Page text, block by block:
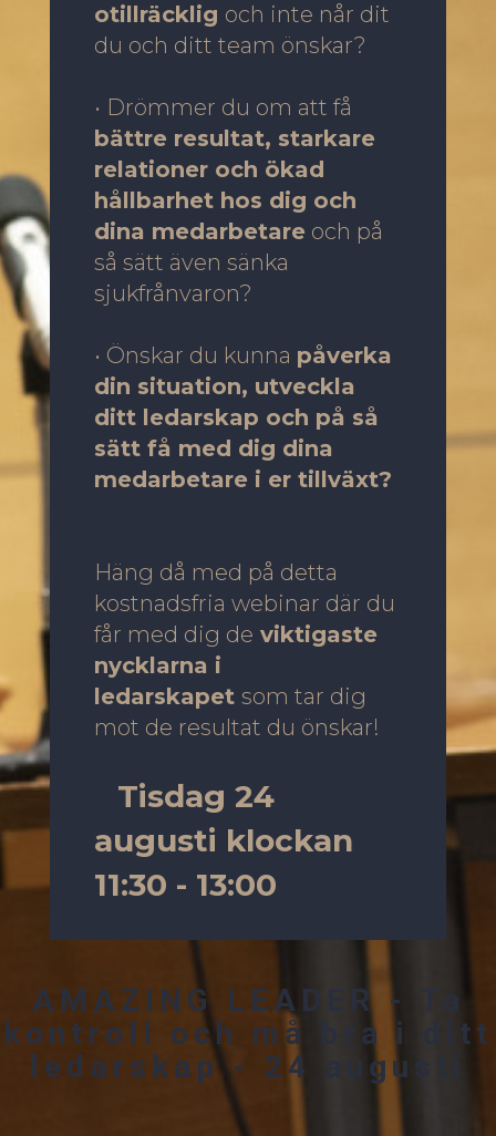
otillräcklig och inte når dit
du och ditt team önskar?
• Drömmer du om att få
bättre resultat, starkare
relationer och ökad
hållbarhet hos dig och
dina medarbetare och på
så sätt även sänka
sjukfrånvaron?
• Önskar du kunna påverka
din situation, utveckla
ditt ledarskap och på så
sätt få med dig dina
medarbetare i er tillväxt?
Häng då med på detta
kostnadsfria webinar där du
får med dig de viktigaste
nycklarna i
ledarskapet som tar dig
mot de resultat du önskar!
Tisdag 24
augusti klockan
11:30 - 13:00
AMAZING LEADER - Ta
kontroll och må bra i ditt
ledarskap - 24 augusti